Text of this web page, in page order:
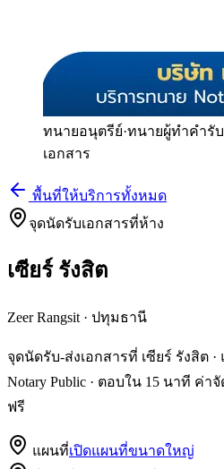
ทนายอนุตรีย์·ทนายผู้ทำคำรั
เอกสาร
พื้นที่ให้บริการทั้งหมด
จุดนัดรับเอกสารที่ห้าง
เซียร์ รังสิต
Zeer Rangsit · ปทุมธานี
จุดนัดรับ-ส่งเอกสารที่ เซียร์ รังสิต
Notary Public · ตอบใน 15 นาที ค่า
ฟรี
แผนที่เปิดแผนที่ขนาดใหญ่